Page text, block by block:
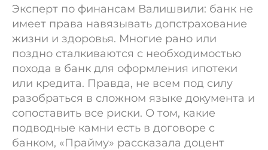
Эксперт по финансам Валишвили: банк не
имеет права навязывать допстрахование
жизни и здоровья. Многие рано или
поздно сталкиваются с необходимостью
похода в банк для оформления ипотеки
или кредита. Правда, не всем под силу
разобраться в сложном языке документа и
сопоставить все риски. О том, какие
подводные камни есть в договоре с
банком, «Прайму» рассказала доцент